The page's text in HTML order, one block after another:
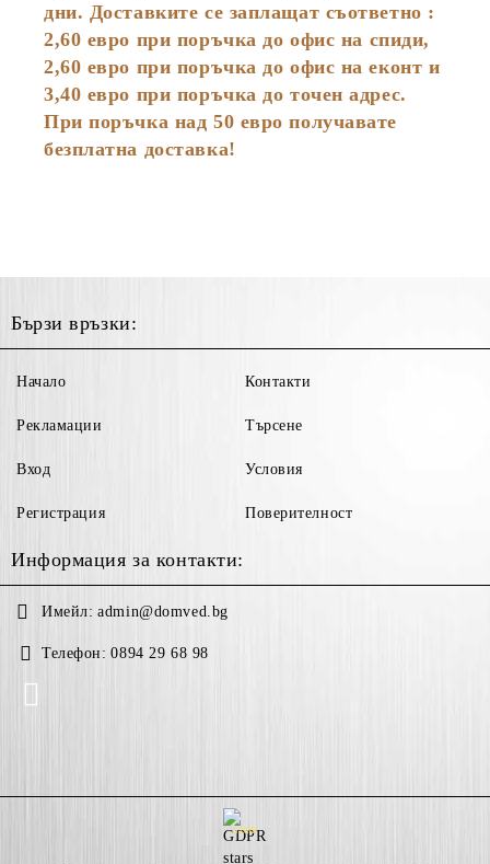
дни. Доставките се заплащат съответно :
2,60 евро при поръчка до офис на спиди,
2,60 евро при поръчка до офис на еконт и
3,40 евро при поръчка до точен адрес.
При поръчка над 50 евро получавате
безплатна доставка!
Бързи връзки:
Начало
Рекламации
Вход
Регистрация
Контакти
Търсене
Условия
Поверителност
Информация за контакти:
Имейл: admin@domved.bg
Телефон: 0894 29 68 98
GDPR